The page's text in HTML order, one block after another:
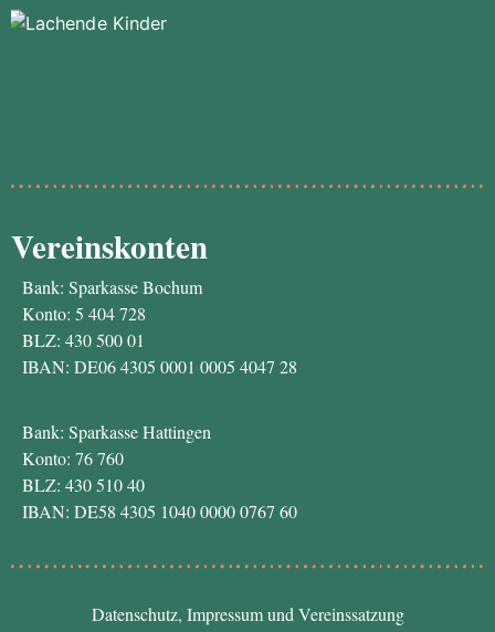
Vereinskonten
Bank: Sparkasse Bochum
Konto: 5 404 728
BLZ: 430 500 01
IBAN: DE06 4305 0001 0005 4047 28
Bank: Sparkasse Hattingen
Konto: 76 760
BLZ: 430 510 40
IBAN: DE58 4305 1040 0000 0767 60
Datenschutz, Impressumund Vereinssatzung